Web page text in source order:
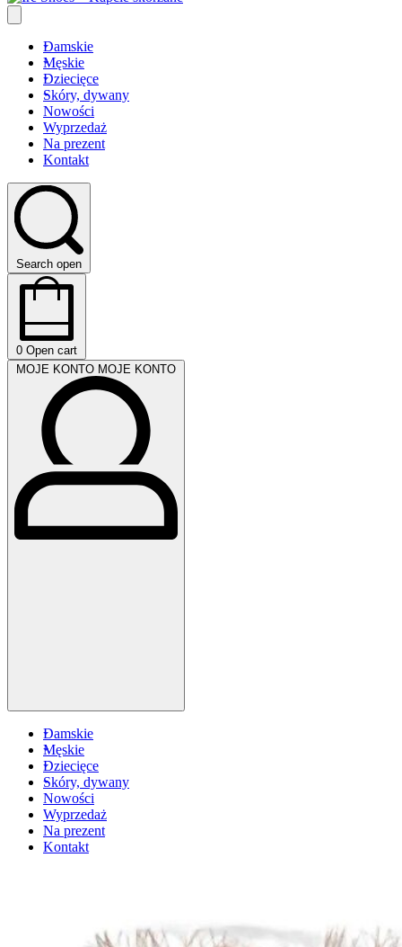
Damskie
Męskie
Dziecięce
Skóry, dywany
Nowości
Wyprzedaż
Na prezent
Kontakt
Search open
0 Open cart
MOJE KONTO MOJE KONTO
Damskie
Męskie
Dziecięce
Skóry, dywany
Nowości
Wyprzedaż
Na prezent
Kontakt